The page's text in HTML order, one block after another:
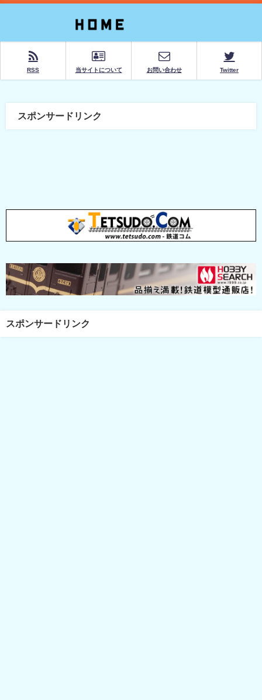
RSS 当サイトについて お問い合わせ Twitter
スポンサードリンク
スポンサードリンク